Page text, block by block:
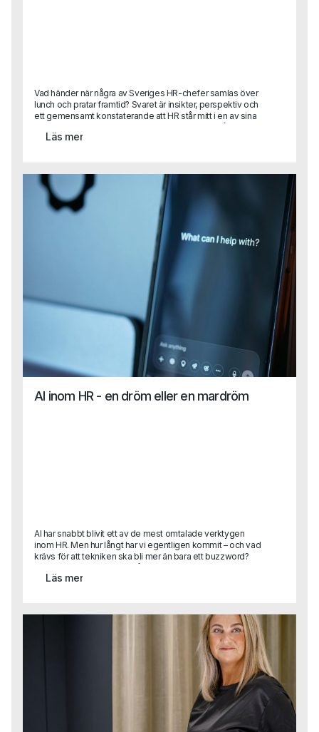
Vad händer när några av Sveriges HR-chefer samlas över
lunch och pratar framtid? Svaret är insikter, perspektiv och
ett gemensamt konstaterande att HR står mitt i en av sina
mest spännande (och utmanande) faser hittills.På Capas
rundabordslunch samlade vi ett utvalt gäng HR-ledare
verklighet och framtidens behov från strategisk
kompetensförsörjning till AI, ledarskap, kultur och etik.Vi
summerar här de viktigaste insikterna från samtalen.För
dig som var med, tack för era reflektioner!För dig som inte
kunde delta, här kommer en glimt av vad som
Läs mer
AI inom HR - en dröm eller en mardröm
AI har snabbt blivit ett av de mest omtalade verktygen
inom HR. Men hur långt har vi egentligen kommit – och vad
krävs för att tekniken ska bli mer än bara ett buzzword?
internationella organisationer, har lett globala strategier,
AI kan frigöra tid, förbättra beslutsstöd och skapa
mervärde inom HR, men också vilka kulturella, tekniska
och organisatoriska hinder som ofta bromsar
utvecklingen.Vad gör man när AI-lösningen inte passar in i
verkligheten?Hur säkrar man tillit, kvalitet och tydliga mål i
Läs mer